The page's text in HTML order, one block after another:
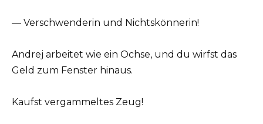
— Verschwenderin und Nichtskönnerin!
Andrej arbeitet wie ein Ochse, und du wirfst das
Geld zum Fenster hinaus.
Kaufst vergammeltes Zeug!